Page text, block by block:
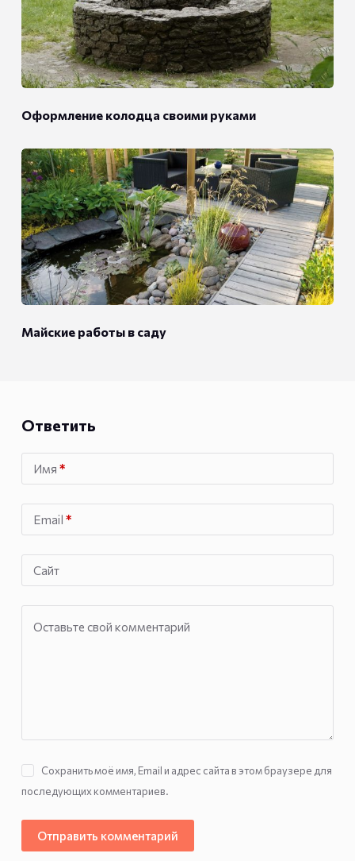
Оформление колодца своими руками
Майские работы в саду
Ответить
Имя *
Email *
Сайт
Оставьте свой комментарий
Сохранить моё имя, Email и адрес сайта в этом браузере для
последующих комментариев.
Отправить комментарий